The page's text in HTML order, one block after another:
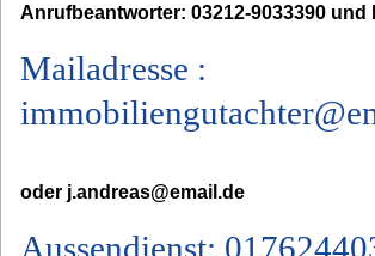
Anrufbeantworter: 03212-9033390 und
Mailadresse :
oder j.andreas@email.de
Aussendienst: